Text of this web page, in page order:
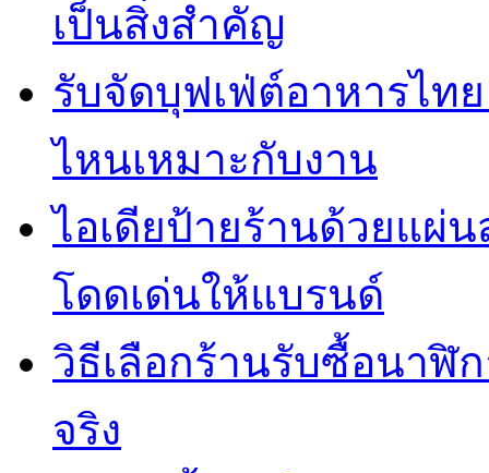
เป็นสิ่งสำคัญ
รับจัดบุฟเฟ่ต์อาหารไท
ไหนเหมาะกับงาน
ไอเดียป้ายร้านด้วยแผ่
โดดเด่นให้แบรนด์
วิธีเลือกร้านรับซื้อนาฬิ
จริง